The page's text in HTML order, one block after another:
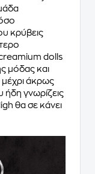
κρύβεις
dolls
μόδας και
άκρως
γνωρίζεις
θα σε κάνει